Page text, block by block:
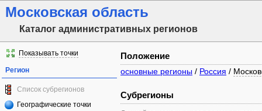
Московская область
Каталог административных регионов
Показывать точки
Регион
Список субрегионов
Географические точки
Положение
основные регионы / Россия /
Субрегионы